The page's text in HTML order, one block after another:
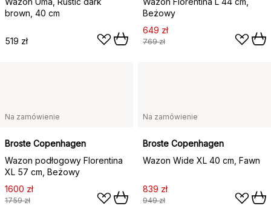
brown, 40 cm
519 zł
Beżowy
649 zł
769 zł
Na zamówienie
Broste Copenhagen
Wazon podłogowy Florentina
XL 57 cm, Beżowy
1600 zł
1759 zł
Na zamówienie
Broste Copenhagen
Wazon Wide XL 40 cm, Fawn
839 zł
949 zł